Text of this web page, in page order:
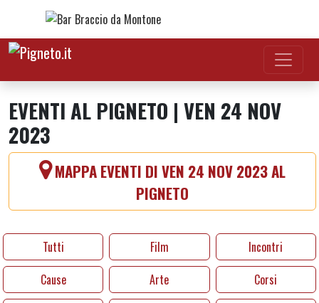
Vai al contenuto
EVENTI AL PIGNETO | VEN 24 NOV
2023
MAPPA EVENTI DI VEN 24 NOV 2023 AL
PIGNETO
Tutti Film
Incontri
Cause
Arte
Corsi